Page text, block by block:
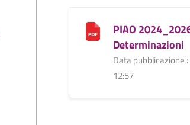
PIAO
Determinazioni
Data pubblicazione
12:57